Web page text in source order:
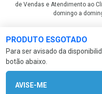
PRODUTO ESGOTADO
Para ser avisado da
botão abaixo.
AVISE-ME
de Vendas e Atendimento ao
domingo a